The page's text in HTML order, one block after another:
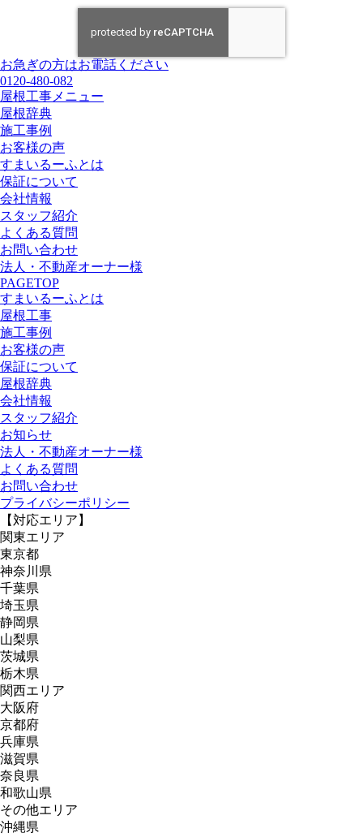
お急ぎの方はお電話ください
0120-480-082
屋根工事メニュー
屋根辞典
施工事例
お客様の声
すまいるーふとは
保証について
会社情報
スタッフ紹介
よくある質問
お問い合わせ
法人・不動産オーナー様
PAGETOP
すまいるーふとは
屋根工事
施工事例
お客様の声
保証について
屋根辞典
会社情報
スタッフ紹介
お知らせ
法人・不動産オーナー様
よくある質問
お問い合わせ
プライバシーポリシー
【対応エリア】
関東エリア
東京都
神奈川県
千葉県
埼玉県
静岡県
山梨県
茨城県
栃木県
関西エリア
大阪府
京都府
兵庫県
滋賀県
奈良県
和歌山県
その他エリア
沖縄県